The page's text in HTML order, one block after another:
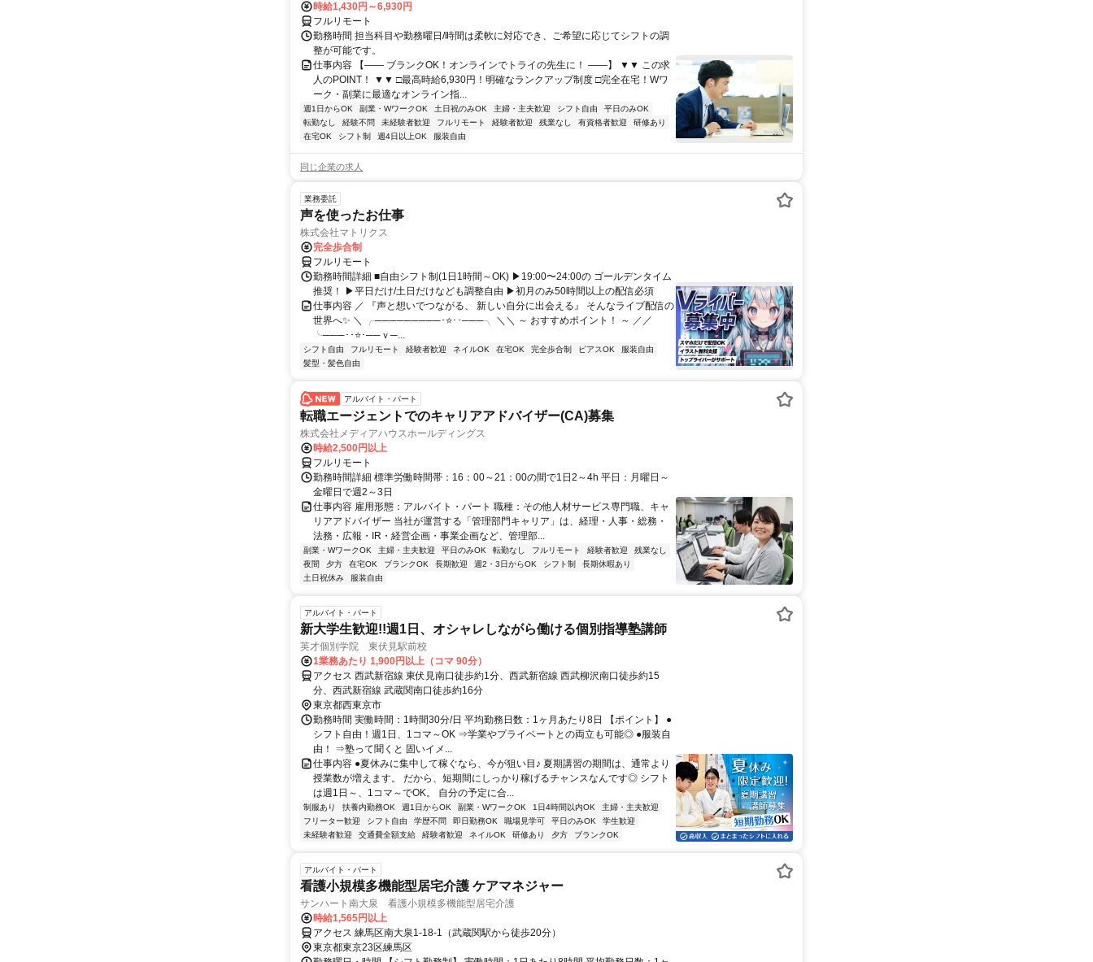
時給1,430円～6,930円
フルリモート
勤務時間 担当科目や勤務曜日/時間は柔軟に対応でき、ご希望に応じてシフトの調
整が可能です。
仕事内容 【―― ブランクOK！オンラインでトライの先生に！ ――】 ▼▼ この求
人のPOINT！ ▼▼ □最高時給6,930円！明確なランクアップ制度 □完全在宅！Wワ
ーク・副業に最適なオンライン指...
週1日からOK 副業・WワークOK 土日祝のみOK 主婦・主夫歓迎 シフト自由
平日のみOK
転勤なし
経験不問 未経験者歓迎 フルリモート 経験者歓迎 残業なし 有資格者歓迎
研修あり
在宅OK
シフト制 週4日以上OK 服装自由
同じ企業の求人
業務委託
声を使ったお仕事
株式会社マトリクス
完全歩合制
フルリモート
勤務時間詳細 ■自由シフト制(1日1時間～OK) ▶19:00〜24:00の ゴールデンタイム
推奨！ ▶平日だけ/土日だけなども調整自由 ▶初月のみ50時間以上の配信必須
仕事内容 ／ 『声と想いでつながる、 新しい自分に出会える』 そんなライブ配信の
世界へ✨ ＼ ╭─────────･⭐･･───╮ ＼＼ ～ おすすめポイント！ ～ ／／
╰───･･⭐･──ｖ─...
シフト自由 フルリモート 経験者歓迎 ネイルOK 在宅OK 完全歩合制 ピアスOK
服装自由
髪型・髪色自由
アルバイト・パート
転職エージェントでのキャリアアドバイザー(CA)募集
株式会社メディアハウスホールディングス
時給2,500円以上
フルリモート
勤務時間詳細 標準労働時間帯：16：00～21：00の間で1日2～4h 平日：月曜日～
金曜日で週2～3日
仕事内容 雇用形態：アルバイト・パート 職種：その他人材サービス専門職、キャ
リアアドバイザー 当社が運営する「管理部門キャリア」は、経理・人事・総務・
法務・広報・IR・経営企画・事業企画など、管理部...
副業・WワークOK 主婦・主夫歓迎 平日のみOK 転勤なし フルリモート 経験者歓迎
残業なし
夜間
夕方 在宅OK ブランクOK 長期歓迎 週2・3日からOK シフト制
長期休暇あり
土日祝休み
服装自由
アルバイト・パート
新大学生歓迎!!週1日、オシャレしながら働ける個別指導塾講師
英才個別学院 東伏見駅前校
1業務あたり 1,900円以上（コマ 90分）
アクセス 西武新宿線 東伏見南口徒歩約1分、西武新宿線 西武柳沢南口徒歩約15
分、西武新宿線 武蔵関南口徒歩約16分
東京都西東京市
勤務時間 実働時間：1時間30分/日 平均勤務日数：1ヶ月あたり8日 【ポイント】 ●
シフト自由！週1日、1コマ～OK ⇒学業やプライベートとの両立も可能◎ ●服装自
由！ ⇒塾って聞くと 固いイメ...
仕事内容 ●夏休みに集中して稼ぐなら、今が狙い目♪ 夏期講習の期間は、通常より
授業数が増えます。 だから、短期間にしっかり稼げるチャンスなんです◎ シフト
は週1日～、1コマ～でOK。 自分の予定に合...
制服あり 扶養内勤務OK 週1日からOK 副業・WワークOK 1日4時間以内OK
主婦・主夫歓迎
フリーター歓迎
シフト自由 学歴不問 即日勤務OK 職場見学可 平日のみOK
学生歓迎
未経験者歓迎
交通費全額支給 経験者歓迎 ネイルOK 研修あり 夕方 ブランクOK
アルバイト・パート
看護小規模多機能型居宅介護 ケアマネジャー
サンハート南大泉 看護小規模多機能型居宅介護
時給1,565円以上
アクセス 練馬区南大泉1‐18‐1（武蔵関駅から徒歩20分）
東京都東京23区練馬区